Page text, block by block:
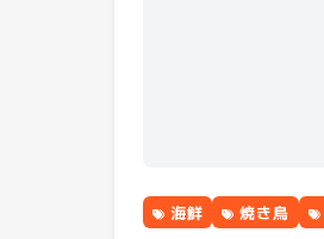
海鮮 焼き鳥